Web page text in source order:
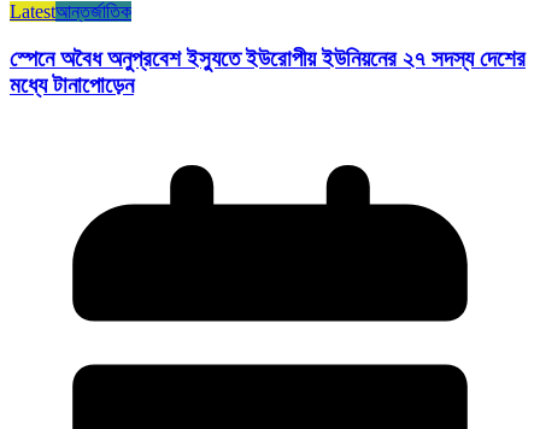
Latestআন্তর্জাতিক
স্পেনে অবৈধ অনুপ্রবেশ ইস্যুতে ইউরোপীয় ইউনিয়নের ২৭ সদস্য দেশের
মধ্যে টানাপোড়েন